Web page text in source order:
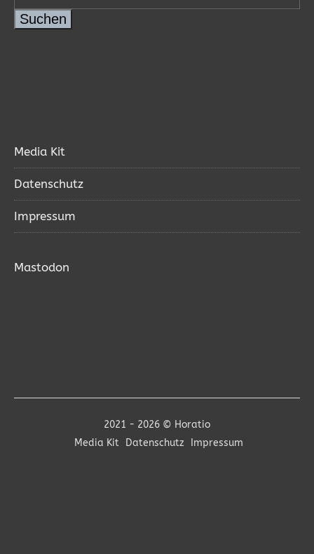
Suchen
Media Kit
Datenschutz
Impressum
Mastodon
2021 - 2026 © Horatio
Media Kit
Datenschutz Impressum